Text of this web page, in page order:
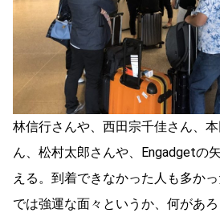
林信行さんや、西田宗千佳さん、
ん、松村太郎さんや、Engadgetの
える。到着できなかった人も多か
では強運な面々というか、何があ